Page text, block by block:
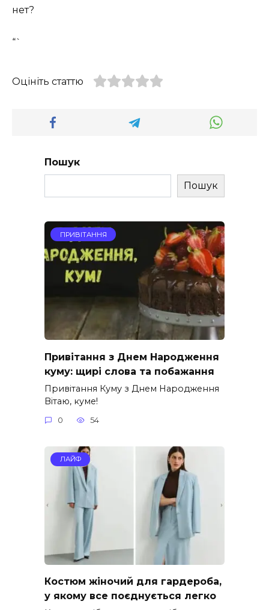
нет?
“`
Оцініть статтю
Пошук
Пошук
ПРИВІТАННЯ
Привітання з Днем Народження
куму: щирі слова та побажання
Привітання Куму з Днем Народження
Вітаю, куме!
0 54
ЛАЙФ
Костюм жіночий для гардероба,
у якому все поєднується легко